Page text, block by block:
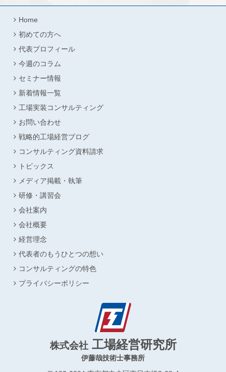
Home
初めての方へ
代表プロフィール
今週のコラム
セミナー情報
新着情報一覧
工場実装コンサルティング
お問い合わせ
戦略的工場経営ブログ
コンサルティング資料請求
トピックス
メディア掲載・執筆
研修・講習会
会社案内
会社概要
経営理念
代表者のもうひとつの想い
コンサルティングの特色
プライバシーポリシー
株式会社工場経営研究所
伊藤哉技術士事務所